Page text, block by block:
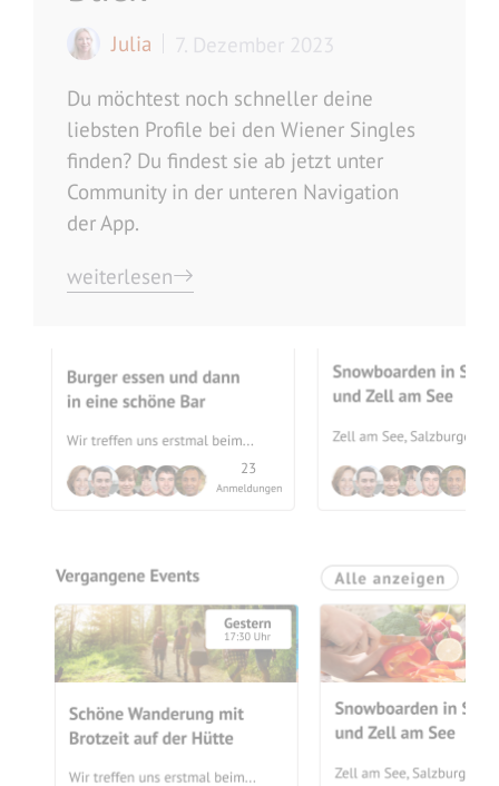
Julia 7. Dezember 2023
Du möchtest noch schneller deine
liebsten Profile bei den Wiener Singles
finden? Du findest sie ab jetzt unter
Community in der unteren Navigation
der App.
weiterlesen